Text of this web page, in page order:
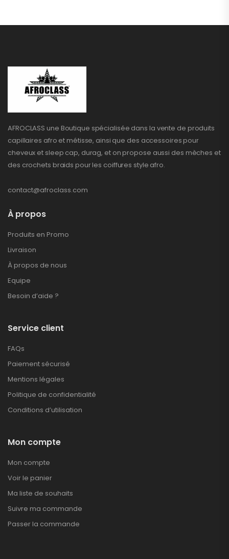
AFROCLASS une Boutique spécialisée dans la vente de produits
capillaires afro et métisse, ainsi que des accessoires pour
cheveux et sleep cap, durag, et on propose aussi des mèches et
des crochets braids pour les coiffures style afro.
contact@afroclass.com
À propos
Produits en Promo
Livraison
À propos de nous
Equipe
Besoin d’aide ?
Service client
FAQs
Paiement sécurisé
Mentions légales
Politique de confidentialité
Conditions d’utilisation
Mon compte
Mon compte
Voir le panier
Ma liste de souhaits
Suivre ma commande
Passer la commande